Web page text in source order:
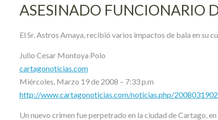
ASESINADO FUNCIONARIO
El Sr. Astros Amaya, recibió varios impactos de bala en su
Julio Cesar Montoya Polo
cartagonoticias.com
Miércoles, Marzo 19 de 2008 – 7:33 p.m
http://www.cartagonoticias.com/noticias.php/
Un nuevo crimen fue perpetrado en la ciudad de Cartago,